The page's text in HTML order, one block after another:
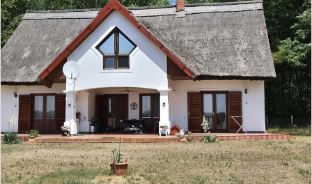
Inbouwkeuken
Open keuken
Kitchenette
Douche
Ligbad
Badkamer met raam
Aanleunwoning
Toilet
Open haard
Zwembad